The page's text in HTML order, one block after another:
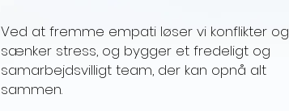
Ved at fremme empati løser vi konflikter og
sænker stress, og bygger et fredeligt og
samarbejdsvilligt team, der kan opnå alt
sammen.